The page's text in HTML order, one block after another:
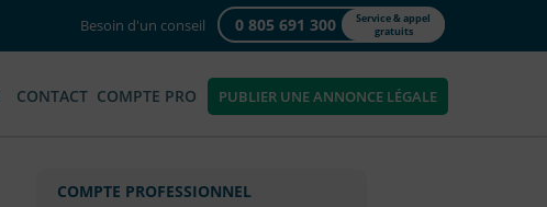
Besoin d'un conseil 0 805 691 300
Service & appel
gratuits
CONTACT COMPTE PRO PUBLIER UNE ANNONCE LÉGALE
COMPTE PROFESSIONNEL